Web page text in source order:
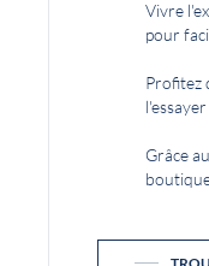
Vivre
pour
Profitez
Grâce au